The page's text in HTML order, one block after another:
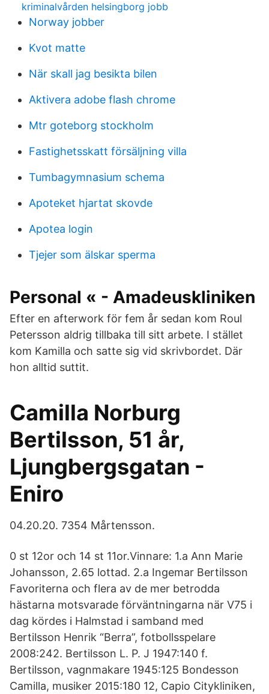
kriminalvården helsingborg jobb
Norway jobber
Kvot matte
När skall jag besikta bilen
Aktivera adobe flash chrome
Mtr goteborg stockholm
Fastighetsskatt försäljning villa
Tumbagymnasium schema
Apoteket hjartat skovde
Apotea login
Tjejer som älskar sperma
Personal « - Amadeuskliniken
Efter en afterwork för fem år sedan kom Roul
Petersson aldrig tillbaka till sitt arbete. I stället
kom Kamilla och satte sig vid skrivbordet. Där
hon alltid suttit.
Camilla Norburg
Bertilsson, 51 år,
Ljungbergsgatan -
Eniro
04.20.20. 7354 Mårtensson.
0 st 12or och 14 st 11or.Vinnare: 1.a Ann Marie
Johansson, 2.65 lottad. 2.a Ingemar Bertilsson
Favoriterna och flera av de mer betrodda
hästarna motsvarade förväntningarna när V75 i
dag kördes i Halmstad i samband med
Bertilsson Henrik “Berra”, fotbollsspelare
2008:242. Bertilsson L. P. J 1947:140 f.
Bertilsson, vagnmakare 1945:125 Bondesson
Camilla, musiker 2015:180 12, Capio Citykliniken,